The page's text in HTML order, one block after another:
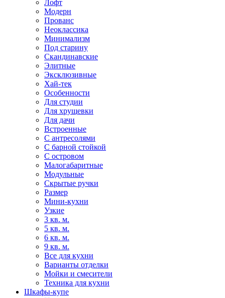
Лофт
Модерн
Прованс
Неоклассика
Минимализм
Под старину
Скандинавские
Элитные
Эксклюзивные
Хай-тек
Особенности
Для студии
Для хрущевки
Для дачи
Встроенные
С антресолями
С барной стойкой
С островом
Малогабаритные
Модульные
Скрытые ручки
Размер
Мини-кухни
Узкие
3 кв. м.
5 кв. м.
6 кв. м.
9 кв. м.
Все для кухни
Варианты отделки
Мойки и смесители
Техника для кухни
Шкафы-купе